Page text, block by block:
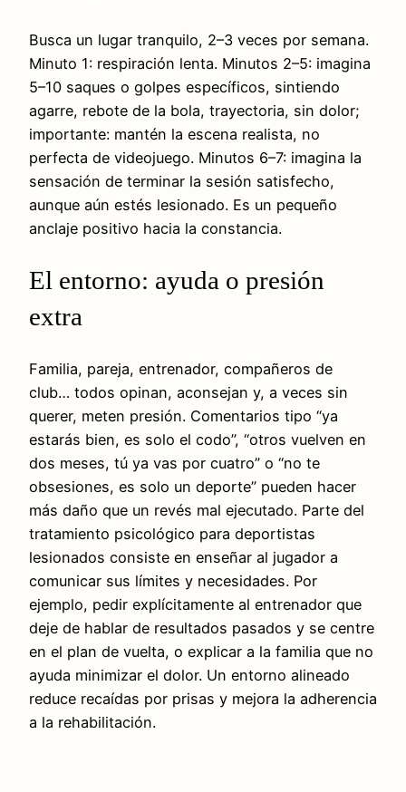
Busca un lugar tranquilo, 2–3 veces por semana.
Minuto 1: respiración lenta. Minutos 2–5: imagina
5–10 saques o golpes específicos, sintiendo
agarre, rebote de la bola, trayectoria, sin dolor;
importante: mantén la escena realista, no
perfecta de videojuego. Minutos 6–7: imagina la
sensación de terminar la sesión satisfecho,
aunque aún estés lesionado. Es un pequeño
anclaje positivo hacia la constancia.
El entorno: ayuda o presión
extra
Familia, pareja, entrenador, compañeros de
club… todos opinan, aconsejan y, a veces sin
querer, meten presión. Comentarios tipo “ya
estarás bien, es solo el codo”, “otros vuelven en
dos meses, tú ya vas por cuatro” o “no te
obsesiones, es solo un deporte” pueden hacer
más daño que un revés mal ejecutado. Parte del
tratamiento psicológico para deportistas
lesionados consiste en enseñar al jugador a
comunicar sus límites y necesidades. Por
ejemplo, pedir explícitamente al entrenador que
deje de hablar de resultados pasados y se centre
en el plan de vuelta, o explicar a la familia que no
ayuda minimizar el dolor. Un entorno alineado
reduce recaídas por prisas y mejora la adherencia
a la rehabilitación.